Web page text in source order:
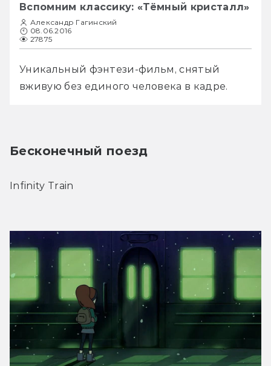
Вспомним классику: «Тёмный кристалл»
Александр Гагинский
08.06.2016
27875
Уникальный фэнтези-фильм, снятый
вживую без единого человека в кадре.
Бесконечный поезд
Infinity Train